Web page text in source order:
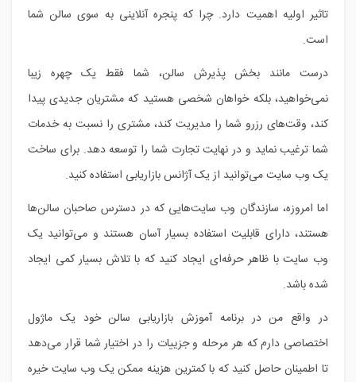
تاثیر اولیه اهمیت دارد. چرا که پنجره آنلاینی به سوی سالن شما
است.
درست مانند بخش پذیرش سالن، شما فقط یک چهره زیبا
نمی‌خواهید، بلکه خواهان شخصی هستید که مشتریان جدیدی پیدا
کند، وقت‌های رزرو شما را مدیریت کند، مشتری را نسبت به خدمات
شما ترغیب نماید و در نهایت تجارت شما را توسعه دهد. برای ساخت
یک وب سایت می‌توانید از یک آژانس بازاریابی استفاده کنید.
اما امروزه، سازندگان وب سایت‌هایی که در دسترس صاحبان سالن‌ها
هستند، دارای قابلیت استفاده بسیار آسان هستند و می‌توانید یک
وب سایت با ظاهر حرفه‌ای ایجاد کنید که با تلاش بسیار کمی ایجاد
شده باشد.
در واقع من در برنامه آموزش بازاریابی سالن خود یک ماژول
اختصاصی دارم که هر مرحله و جزییات را در اختیار شما قرار می‌دهد
تا اطمینان حاصل کنید که با کمترین هزینه ممکن یک وب سایت خیره